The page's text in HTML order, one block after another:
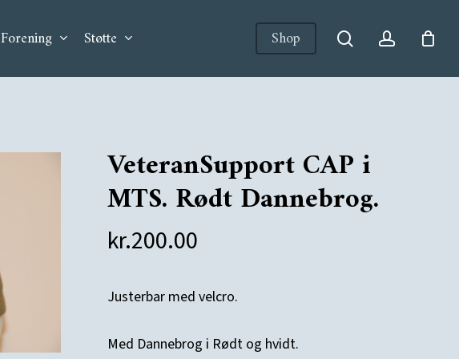
Forening Støtte Shop searchaccount
VeteranSupport CAP i
MTS. Rødt Dannebrog.
kr.200.00
Justerbar med velcro.
Med Dannebrog i Rødt og hvidt.